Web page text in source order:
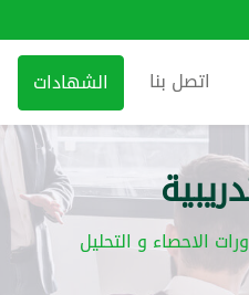
اتصل بنا الشهادات
الاحصاء و التحليل